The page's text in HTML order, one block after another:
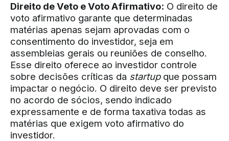
Direito de Veto e Voto Afirmativo: O direito de
voto afirmativo garante que determinadas
matérias apenas sejam aprovadas com o
consentimento do investidor, seja em
assembleias gerais ou reuniões de conselho.
Esse direito oferece ao investidor controle
sobre decisões críticas da startupque possam
impactar o negócio. O direito deve ser previsto
no acordo de sócios, sendo indicado
expressamente e de forma taxativa todas as
matérias que exigem voto afirmativo do
investidor.